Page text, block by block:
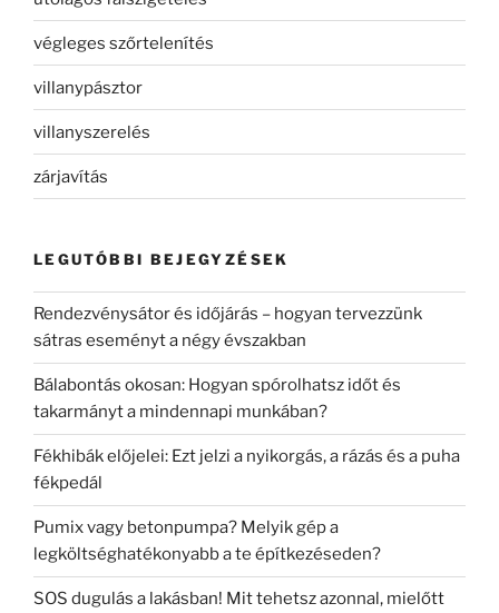
végleges szőrtelenítés
villanypásztor
villanyszerelés
zárjavítás
LEGUTÓBBI BEJEGYZÉSEK
Rendezvénysátor és időjárás – hogyan tervezzünk
sátras eseményt a négy évszakban
Bálabontás okosan: Hogyan spórolhatsz időt és
takarmányt a mindennapi munkában?
Fékhibák előjelei: Ezt jelzi a nyikorgás, a rázás és a puha
fékpedál
Pumix vagy betonpumpa? Melyik gép a
legköltséghatékonyabb a te építkezéseden?
SOS dugulás a lakásban! Mit tehetsz azonnal, mielőtt